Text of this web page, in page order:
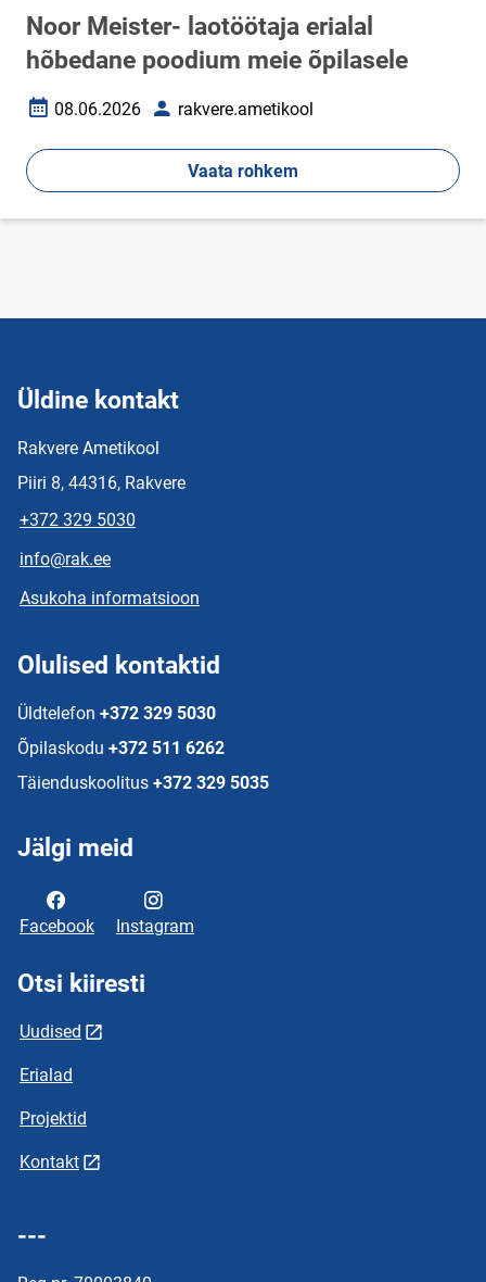
Noor Meister- laotöötaja erialal
hõbedane poodium meie õpilasele
Loomise kuupäev
08.06.2026 Autorrakvere.ametikool
Vaata rohkem
Üldine kontakt
Rakvere Ametikool
Piiri 8, 44316, Rakvere
+372 329 5030
info@rak.ee
Asukoha informatsioon
Olulised kontaktid
Üldtelefon +372 329 5030
Õpilaskodu +372 511 6262
Täienduskoolitus +372 329 5035
Jälgi meid
Facebook Instagram
Otsi kiiresti
Uudised
Erialad
Projektid
Kontakt
---